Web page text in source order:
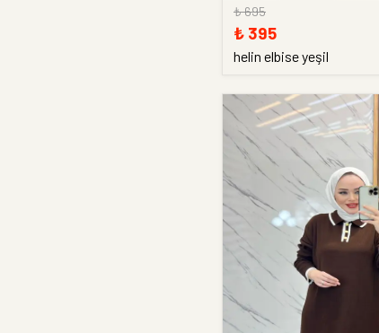
₺ 695
₺ 395
helin elbise yeşil